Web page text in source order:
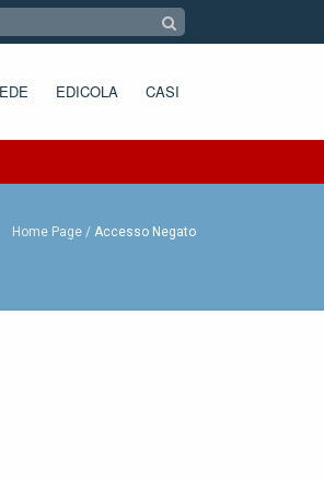
EDICOLA CASI
Home Page Accesso Negato